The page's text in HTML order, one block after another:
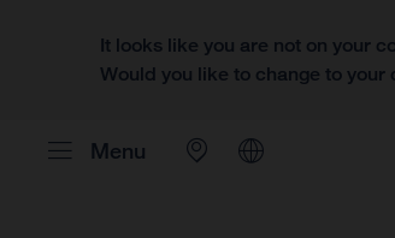
It looks like you are not on your
Would you like to change to your
Menu